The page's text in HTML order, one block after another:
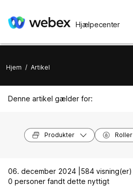
Hjælpecenter
Hjem / Artikel
Denne artikel gælder for:
Produkter Roller
06. december 2024 | 584 visning(er) |
0 personer fandt dette nyttigt